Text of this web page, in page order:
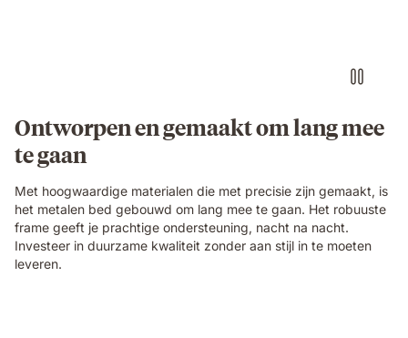
Ontworpen en gemaakt om lang mee
te gaan
Met hoogwaardige materialen die met precisie zijn gemaakt, is
het metalen bed gebouwd om lang mee te gaan. Het robuuste
frame geeft je prachtige ondersteuning, nacht na nacht.
Investeer in duurzame kwaliteit zonder aan stijl in te moeten
leveren.